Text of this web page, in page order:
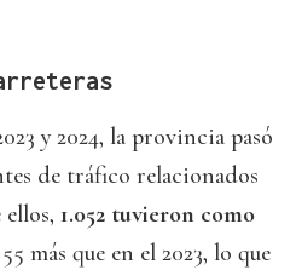
y 2024, la provincia pasó
de tráfico relacionados
1.052 tuvieron como
más que en el 2023, lo que